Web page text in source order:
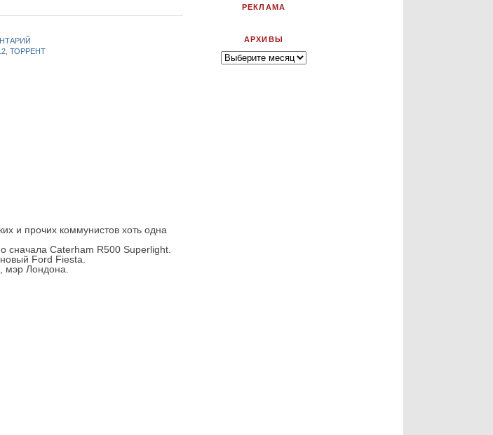
, ТОРРЕНТ
и прочих коммунистов хоть одна
Caterham R500 Superlight.
Ford Fiesta.
мэр Лондона.
РЕКЛАМА
АРХИВЫ